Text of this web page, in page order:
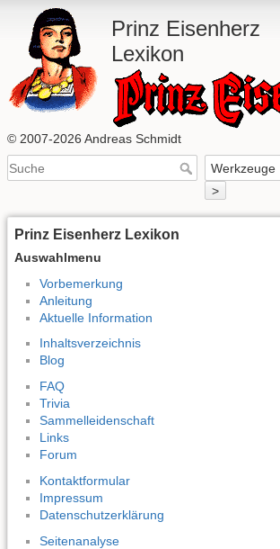
Prinz Eisenherz
Lexikon
© 2007-2026 Andreas Schmidt
>
Prinz Eisenherz Lexikon
Auswahlmenu
Vorbemerkung
Anleitung
Aktuelle Information
Inhaltsverzeichnis
Blog
FAQ
Trivia
Sammelleidenschaft
Links
Forum
Kontaktformular
Impressum
Datenschutzerklärung
Seitenanalyse